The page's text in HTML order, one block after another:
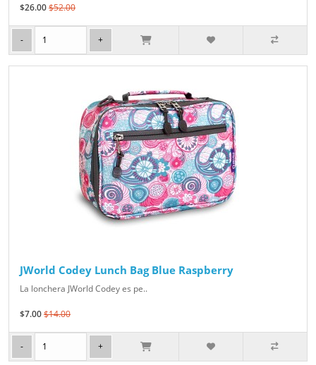
$26.00$52.00
JWorld Codey Lunch Bag Blue Raspberry
La lonchera JWorld Codey es pe..
$7.00$14.00